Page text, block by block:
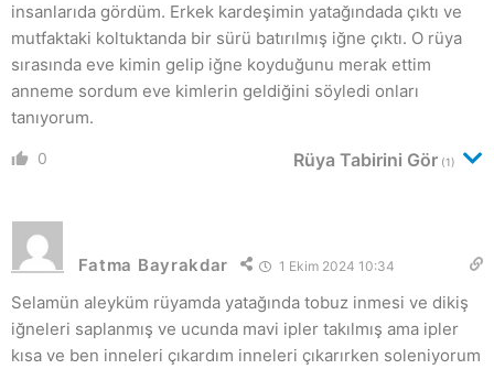
insanlarıda gördüm. Erkek kardeşimin yatağındada çıktı ve
mutfaktaki koltuktanda bir sürü batırılmış iğne çıktı. O rüya
sırasında eve kimin gelip iğne koyduğunu merak ettim
anneme sordum eve kimlerin geldiğini söyledi onları
tanıyorum.
0 Rüya Tabirini Gör (1)
Fatma Bayrakdar 1 Ekim 2024 10:34
Selamün aleyküm rüyamda yatağında tobuz inmesi ve dikiş
iğneleri saplanmış ve ucunda mavi ipler takılmış ama ipler
kısa ve ben inneleri çıkardım inneleri çıkarırken soleniyorum